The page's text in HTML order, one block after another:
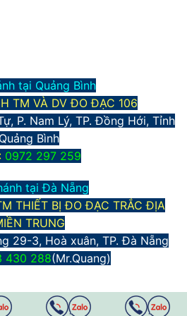
tại Quảng Bình
TM VÀ DV ĐO ĐẠC 106
P. Nam Lý, TP. Đồng Hới, Tỉnh
Quảng Bình
0972 297 259
tại Đà Nẵng
THIẾT BỊ ĐO ĐẠC TRẮC ĐỊA
TRUNG
29-3, Hoà xuân, TP. Đà Nẵng
430 288(Mr.Quang)